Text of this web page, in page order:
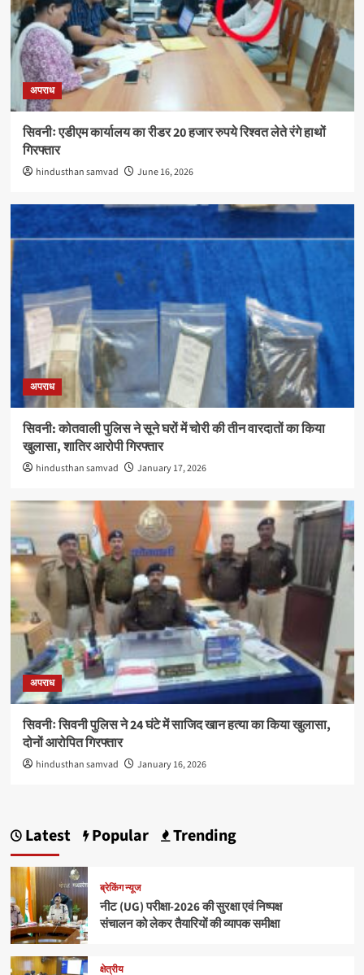
अपराध
सिवनीः एडीएम कार्यालय का रीडर 20 हजार रुपये रिश्वत लेते रंगे हाथों
गिरफ्तार
hindusthan samvad June 16, 2026
अपराध
सिवनी: कोतवाली पुलिस ने सूने घरों में चोरी की तीन वारदातों का किया
खुलासा, शातिर आरोपी गिरफ्तार
hindusthan samvad January 17, 2026
अपराध
सिवनीः सिवनी पुलिस ने 24 घंटे में साजिद खान हत्या का किया खुलासा,
दोनों आरोपित गिरफ्तार
hindusthan samvad January 16, 2026
Latest Popular Trending
ब्रेकिंग न्यूज
नीट (UG) परीक्षा-2026 की सुरक्षा एवं निष्पक्ष
संचालन को लेकर तैयारियों की व्यापक समीक्षा
क्षेत्रीय